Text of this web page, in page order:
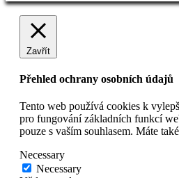
Zavřít
Přehled ochrany osobních údajů
Tento web používá cookies k
pro fungování základních funkcí
pouze s vaším souhlasem. Máte
Necessary
Necessary